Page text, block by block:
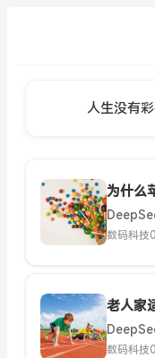
人生没有
为什么
数码科技
老人家
数码科技